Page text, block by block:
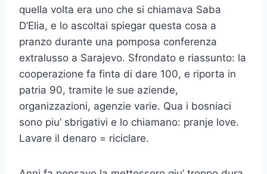
quella volta era uno che si chiamava Saba
D’Elia, e lo ascoltai spiegar questa cosa a
pranzo durante una pomposa conferenza
extralusso a Sarajevo. Sfrondato e riassunto: la
cooperazione fa finta di dare 100, e riporta in
patria 90, tramite le sue aziende,
organizzazioni, agenzie varie. Qua i bosniaci
sono piu’ sbrigativi e lo chiamano: pranje love.
Lavare il denaro = riciclare.